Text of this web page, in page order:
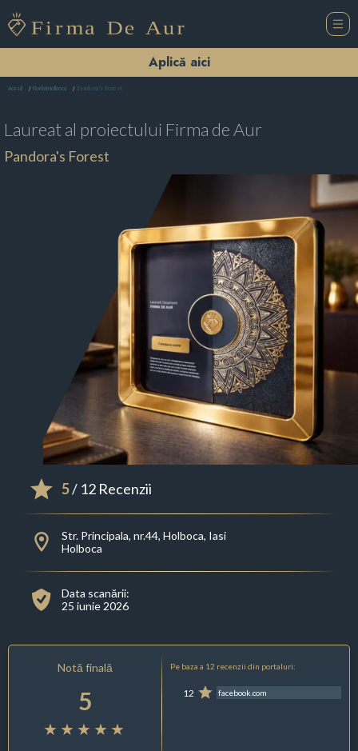
Aplică aici
Acasă Florării Holboca Pandora's Forest
Laureat al proiectului Firma de Aur
Pandora's Forest
5/ 12 Recenzii
Str. Principala, nr.44, Holboca, Iasi
Holboca
Data scanării:
25 iunie 2026
Notă finală
5
Pe baza a 12 recenzii din portaluri:
12 facebook.com